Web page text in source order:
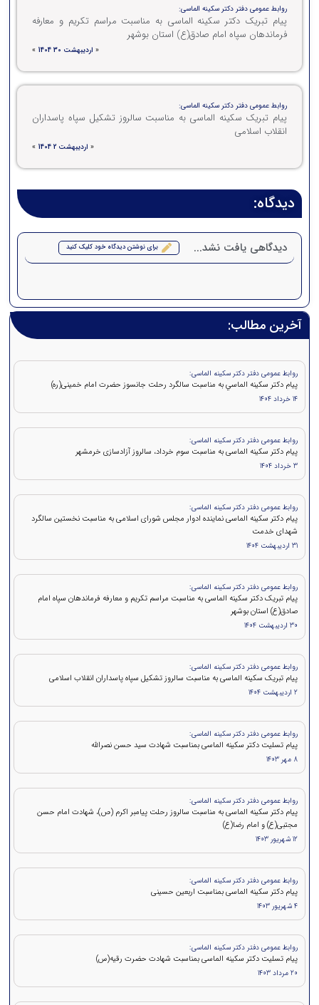
روابط عمومی دفتر دکتر سکینه الماسی:
پیام تبریک دکتر سکینه الماسی به مناسبت مراسم تکریم و معارفه
فرماندهان سپاه امام صادق(ع) استان بوشهر
« اردیبهشت 30 1404 »
روابط عمومی دفتر دکتر سکینه الماسی:
پیام تبریک سکینه الماسی به مناسبت سالروز تشکیل سپاه پاسداران
انقلاب اسلامی
« اردیبهشت 2 1404 »
دیدگاه:
دیدگاهی یافت نشد... برای نوشتن دیدگاه خود کلیک کنید
آخرین مطالب:
روابط عمومی دفتر دکتر سکینه الماسی:
پيام دکتر سكينه الماسي به مناسبت سالگرد رحلت جانسوز حضرت امام خمينی(ره)
14 خرداد 1404
روابط عمومی دفتر دکتر سکینه الماسی:
پیام دکتر سکینه الماسی به مناسبت سوم خرداد، سالروز آزادسازی خرمشهر
3 خرداد 1404
روابط عمومی دفتر دکتر سکینه الماسی:
پیام دکتر سکینه الماسی نماینده ادوار مجلس شورای اسلامی به مناسبت نخستین سالگرد
شهدای خدمت
31 اردیبهشت 1404
روابط عمومی دفتر دکتر سکینه الماسی:
پیام تبریک دکتر سکینه الماسی به مناسبت مراسم تکریم و معارفه فرماندهان سپاه امام
صادق(ع) استان بوشهر
30 اردیبهشت 1404
روابط عمومی دفتر دکتر سکینه الماسی:
پیام تبریک سکینه الماسی به مناسبت سالروز تشکیل سپاه پاسداران انقلاب اسلامی
2 اردیبهشت 1404
روابط عمومی دفتر دکتر سکینه الماسی:
پيام تسلیت دکتر سکینه الماسی بمناسبت شهادت سید حسن نصرالله
8 مهر 1403
روابط عمومی دفتر دکتر سکینه الماسی:
پیام دکتر سکینه الماسی به مناسبت سالروز رحلت پیامبر اکرم (ص)، شهادت امام حسن
مجتبی(ع) و امام رضا(ع)
12 شهریور 1403
روابط عمومی دفتر دکتر سکینه الماسی:
پیام دکتر سکینه الماسی بمناسبت اربعین حسینی
4 شهریور 1403
روابط عمومی دفتر دکتر سکینه الماسی:
پیام تسلیت دکتر سکینه الماسی بمناسبت شهادت حضرت رقیه(س)
20 مرداد 1403